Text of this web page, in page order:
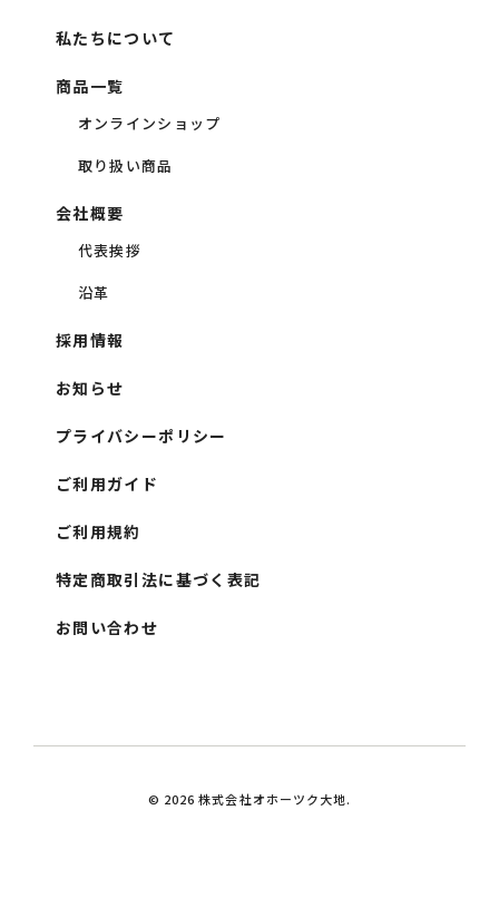
私たちについて
商品一覧
オンラインショップ
取り扱い商品
会社概要
代表挨拶
沿革
採用情報
お知らせ
プライバシーポリシー
ご利用ガイド
ご利用規約
特定商取引法に基づく表記
お問い合わせ
© 2026 株式会社オホーツク大地.